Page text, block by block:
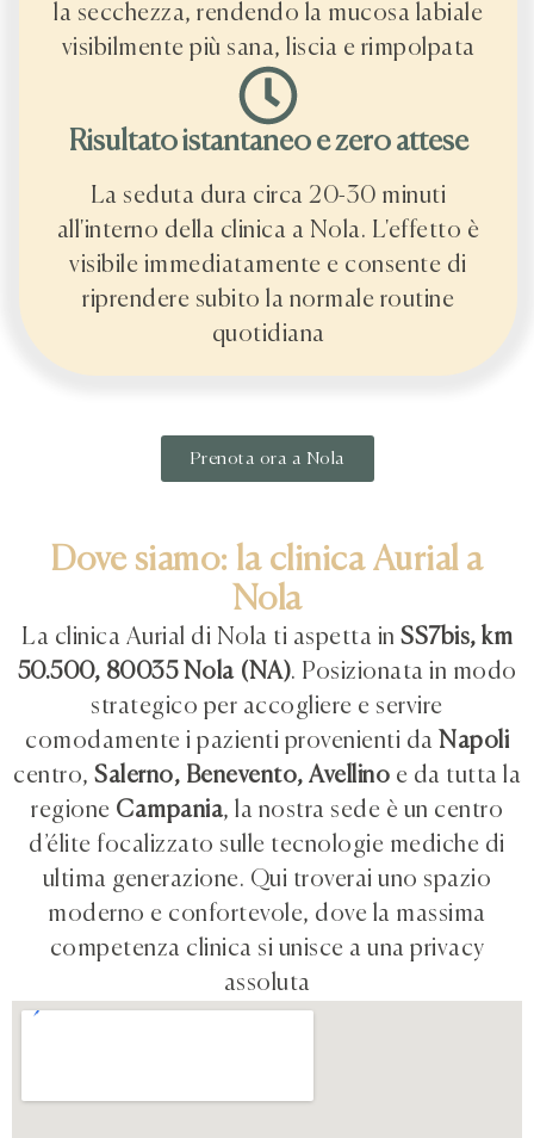
la secchezza, rendendo la mucosa labiale
visibilmente più sana, liscia e rimpolpata
Risultato istantaneo e zero attese
La seduta dura circa 20-30 minuti
all'interno della clinica a Nola. L'effetto è
visibile immediatamente e consente di
riprendere subito la normale routine
quotidiana
Prenota ora a Nola
Dove siamo: la clinica Aurial a
Nola
La clinica Aurial di Nola ti aspetta in SS7bis, km
50.500, 80035 Nola (NA). Posizionata in modo
strategico per accogliere e servire
comodamente i pazienti provenienti da Napoli
centro, Salerno, Benevento, Avellino e da tutta la
regione Campania, la nostra sede è un centro
d’élite focalizzato sulle tecnologie mediche di
ultima generazione. Qui troverai uno spazio
moderno e confortevole, dove la massima
competenza clinica si unisce a una privacy
assoluta